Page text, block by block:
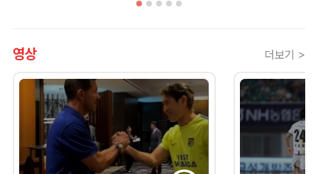
영상 더보기 >